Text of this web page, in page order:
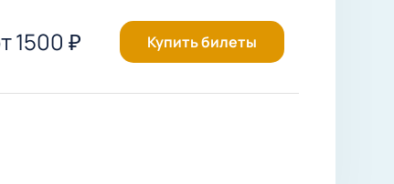
1500 ₽ Купить билеты